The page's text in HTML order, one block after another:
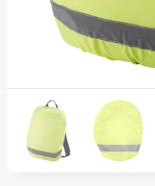
Papieren tassen
Zakelijk
Rugzakken
Schoudertassen